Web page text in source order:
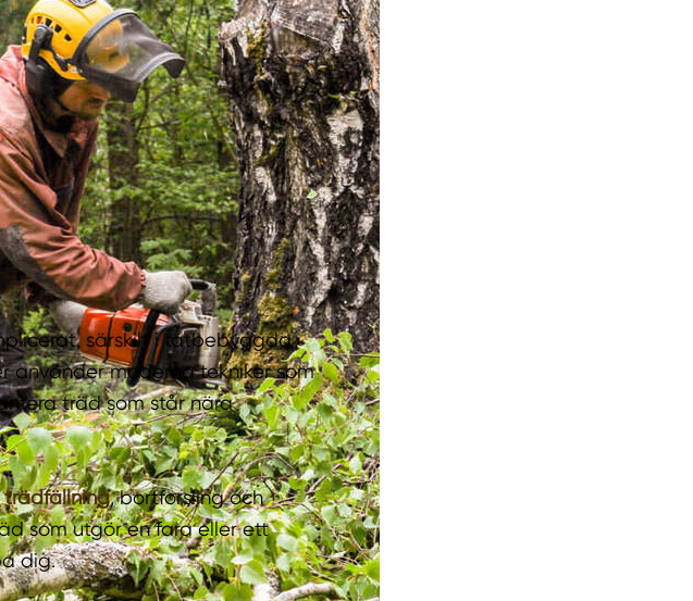
särskilt i tätbebyggda
använder moderna tekniker som
träd som står nära
trädfällning, bortforsling och
som utgör en fara eller ett
dig.